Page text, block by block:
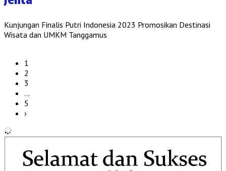
Kunjungan Finalis Putri Indonesia 2023 Promosikan Destinasi
Wisata dan UMKM Tanggamus
1
2
3
…
5
›